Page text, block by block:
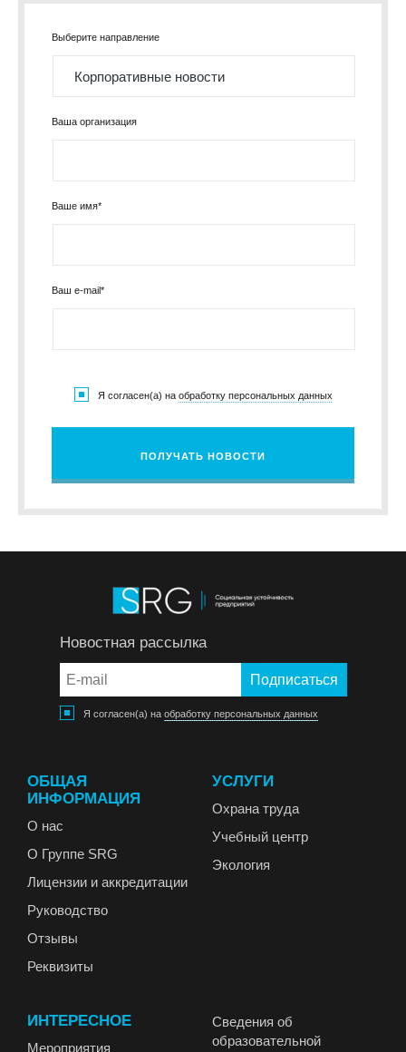
Выберите направление
Ваша организация
Ваше имя*
Ваш e-mail*
Я согласен(а) на обработку персональных данных
ПОЛУЧАТЬ НОВОСТИ
Новостная рассылка
Я согласен(а) на обработку персональных данных
ОБЩАЯ
ИНФОРМАЦИЯ
О нас
О Группе SRG
Лицензии и аккредитации
Руководство
Отзывы
Реквизиты
УСЛУГИ
Охрана труда
Учебный центр
Экология
ИНТЕРЕСНОЕ
Мероприятия
Сведения об
образовательной